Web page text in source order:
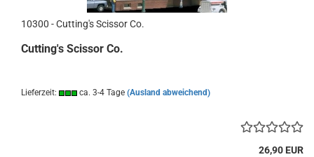
10300 - Cutting's Scissor Co.
Cutting's Scissor Co.
Lieferzeit: ca. 3-4 Tage (Ausland abweichend)
26,90 EUR